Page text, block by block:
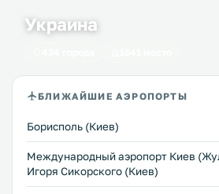
Украина
БЛИЖАЙШИЕ АЭРОПОРТЫ
Борисполь (Киев)
Международный аэропорт Киев
Игоря Сикорского (Киев)